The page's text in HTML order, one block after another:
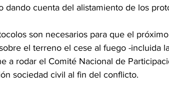
dando cuenta del alistamiento de los
son necesarios para que el
el terreno el cese al fuego -incluida
a rodar el Comité Nacional de
sociedad civil al fin del conflicto.